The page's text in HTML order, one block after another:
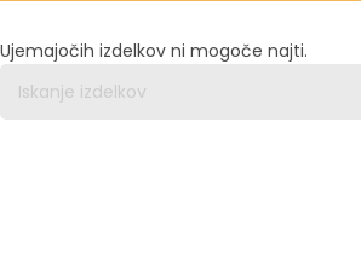
Ujemajočih izdelkov ni mogoče najti.